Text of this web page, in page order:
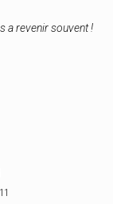
a revenir souvent !